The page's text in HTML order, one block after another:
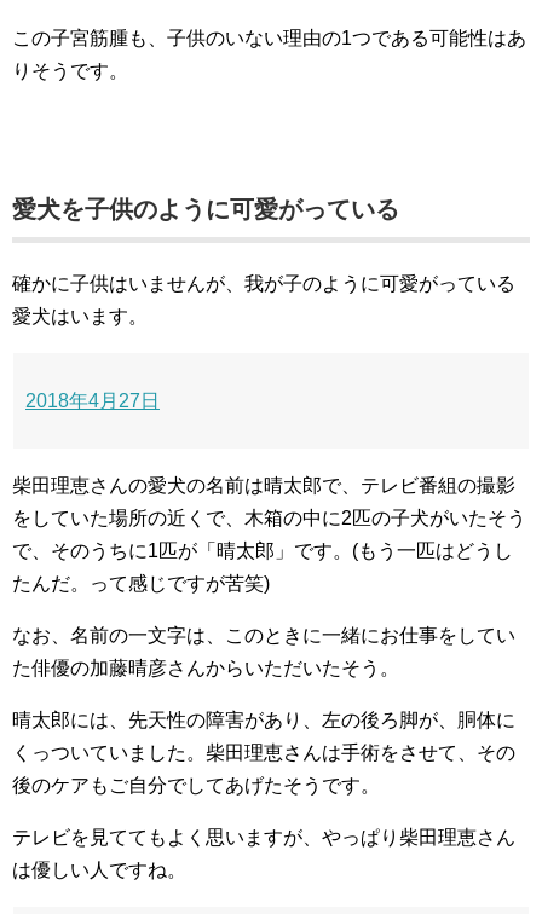
この子宮筋腫も、子供のいない理由の1つである可能性はあ
りそうです。
愛犬を子供のように可愛がっている
確かに子供はいませんが、我が子のように可愛がっている
愛犬はいます。
2018年4月27日
柴田理恵さんの愛犬の名前は晴太郎で、テレビ番組の撮影
をしていた場所の近くで、木箱の中に2匹の子犬がいたそう
で、そのうちに1匹が「晴太郎」です。(もう一匹はどうし
たんだ。って感じですが苦笑)
なお、名前の一文字は、このときに一緒にお仕事をしてい
た俳優の加藤晴彦さんからいただいたそう。
晴太郎には、先天性の障害があり、左の後ろ脚が、胴体に
くっついていました。柴田理恵さんは手術をさせて、その
後のケアもご自分でしてあげたそうです。
テレビを見ててもよく思いますが、やっぱり柴田理恵さん
は優しい人ですね。